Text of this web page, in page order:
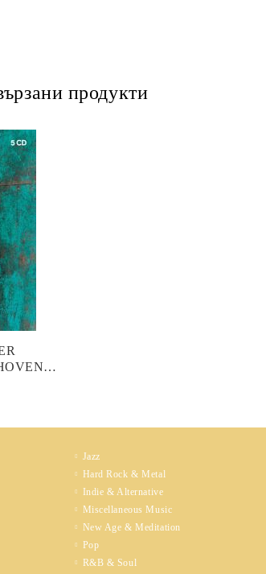
продукти
BOX)
Jazz
Hard Rock & Metal
Indie & Alternative
Miscellaneous Music
New Age & Meditation
Pop
R&B & Soul